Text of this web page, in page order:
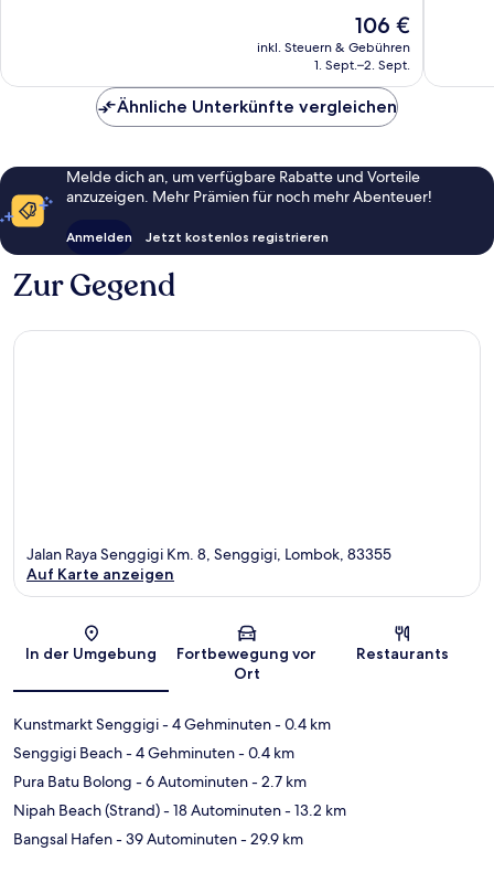
Der
Preis
beträgt
106 €
inkl. Steuern & Gebühren
1. Sept.–2. Sept.
Ähnliche Unterkünfte vergleichen
Melde dich an, um verfügbare Rabatte und Vorteile
anzuzeigen. Mehr Prämien für noch mehr Abenteuer!
Anmelden Jetzt kostenlos registrieren
Zur Gegend
Karte
Jalan Raya Senggigi Km. 8, Senggigi, Lombok, 83355
Auf Karte anzeigen
In der Umgebung
Fortbewegung vor
Ort
Restaurants
Kunstmarkt Senggigi- 4 Gehminuten- 0.4 km
Senggigi Beach- 4 Gehminuten- 0.4 km
Pura Batu Bolong - 6 Autominuten- 2.7 km
Nipah Beach (Strand)- 18 Autominuten- 13.2 km
Bangsal Hafen- 39 Autominuten- 29.9 km